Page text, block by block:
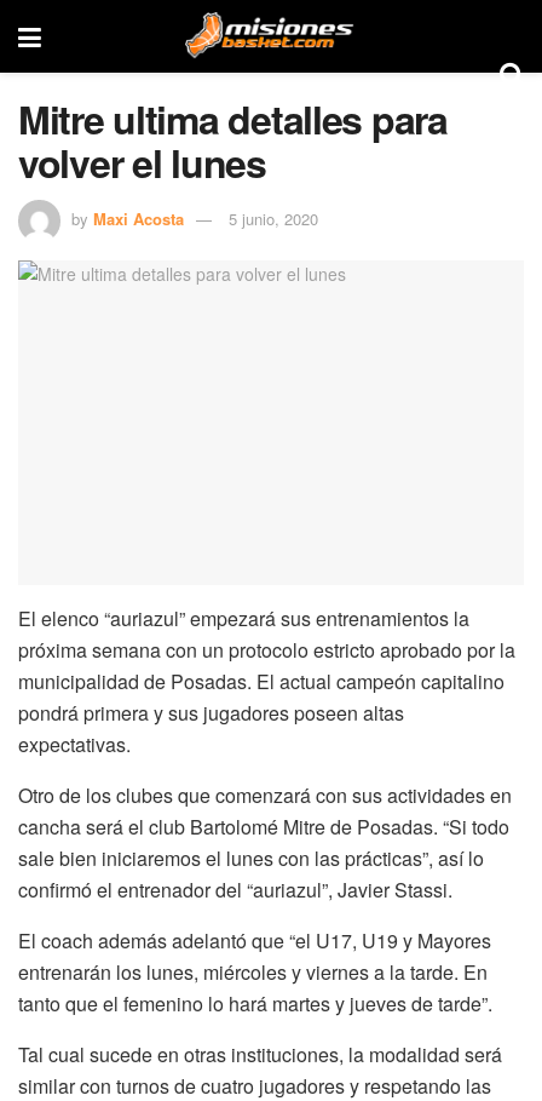
Mitre ultima detalles para
volver el lunes
by Maxi Acosta 5 junio, 2020
El elenco “auriazul” empezará sus entrenamientos la
próxima semana con un protocolo estricto aprobado por la
municipalidad de Posadas. El actual campeón capitalino
pondrá primera y sus jugadores poseen altas
expectativas.
Otro de los clubes que comenzará con sus actividades en
cancha será el club Bartolomé Mitre de Posadas. “Si todo
sale bien iniciaremos el lunes con las prácticas”, así lo
confirmó el entrenador del “auriazul”, Javier Stassi.
El coach además adelantó que “el U17, U19 y Mayores
entrenarán los lunes, miércoles y viernes a la tarde. En
tanto que el femenino lo hará martes y jueves de tarde”.
Tal cual sucede en otras instituciones, la modalidad será
similar con turnos de cuatro jugadores y respetando las